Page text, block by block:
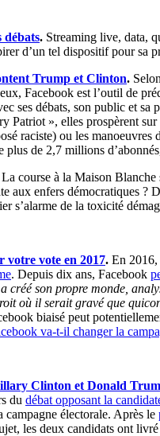
débats. Streaming live, data,
d’un tel dispositif pour sa
Trump et Clinton.
Facebook est l’outil de
ses débats, son public et
», elles prospèrent
raciste) ou les manoeuvres
plus de 2,7 millions
La course à la Maison Blanche
aux enfers démocratiques ?
s’alarme de la toxicité
votre vote en 2017. En 2016,
. Depuis dix ans, Facebook
créé son propre monde,
où il serait gravé que
biaisé peut
va-t-il changer la
Clinton et Donald
du débat opposant la
campagne électorale. Après le
les deux candidats ont